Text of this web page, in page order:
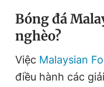
Thông tin tòa
Bóng đá
nghèo?
Việc Malaysian
điều hành các